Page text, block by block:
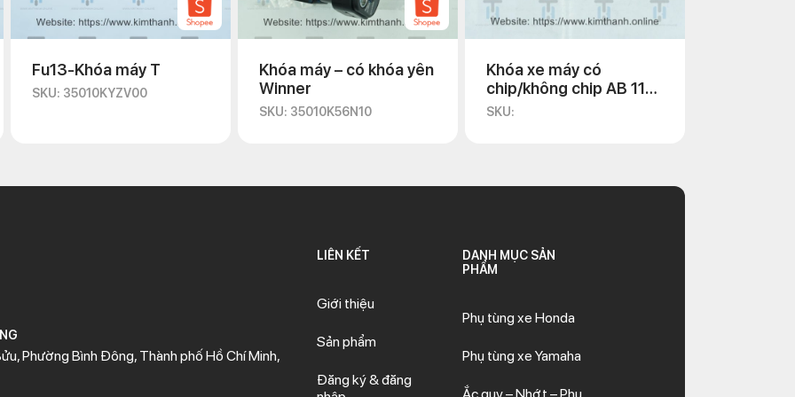
các hãng xe, phiên bản xe máy chuyên nghiệp, hàng chính hãng 100% và có đầy đủ tem nhãn. IC xe
chuyển hàn nhanh chóng trên toàn quốc, niêm yết giá rẻ nhất thị trường phụ tùng xe máy chính hãng
cấp phụ tùng xe máy chính hãng, giá tốt
Fu13-Khóa máy T
SKU: 35010KYZV00
Khóa máy – có khóa yên
Winner
SKU: 35010K56N10
Khóa xe máy có
chip/không chip AB 110
2011
SKU:
Phường Bình Đông, Thành phố Hồ Chí Minh,
LIÊN KẾT
Giới thiệu
Sản phẩm
Đăng ký & đăng
DANH MỤC SẢN
PHẨM
Phụ tùng xe Honda
Phụ tùng xe Yamaha